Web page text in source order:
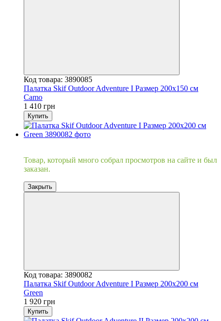
Код товара: 3890085
Палатка Skif Outdoor Adventure I Размер 200x150 см
Camo
1 410 грн
Купить
Товар, который много собрал просмотров на сайте и был
заказан.
Закрыть
Код товара: 3890082
Палатка Skif Outdoor Adventure I Размер 200x200 см
Green
1 920 грн
Купить